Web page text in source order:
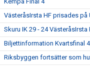
VästeråsIrsta HF prisades
Skuru IK 29 - 24 VästeråsIrsta
Biljettinformation Kvartsfinal 4
Riksbyggen fortsätter som